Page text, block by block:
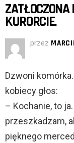
KURORCIE.
przez
Dzwoni
kobiecy głos:
– Kochanie, to
przeszkadzam,
pięknego